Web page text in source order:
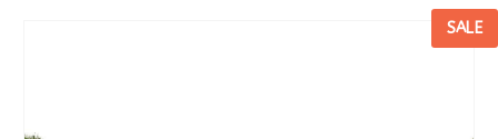
SALE